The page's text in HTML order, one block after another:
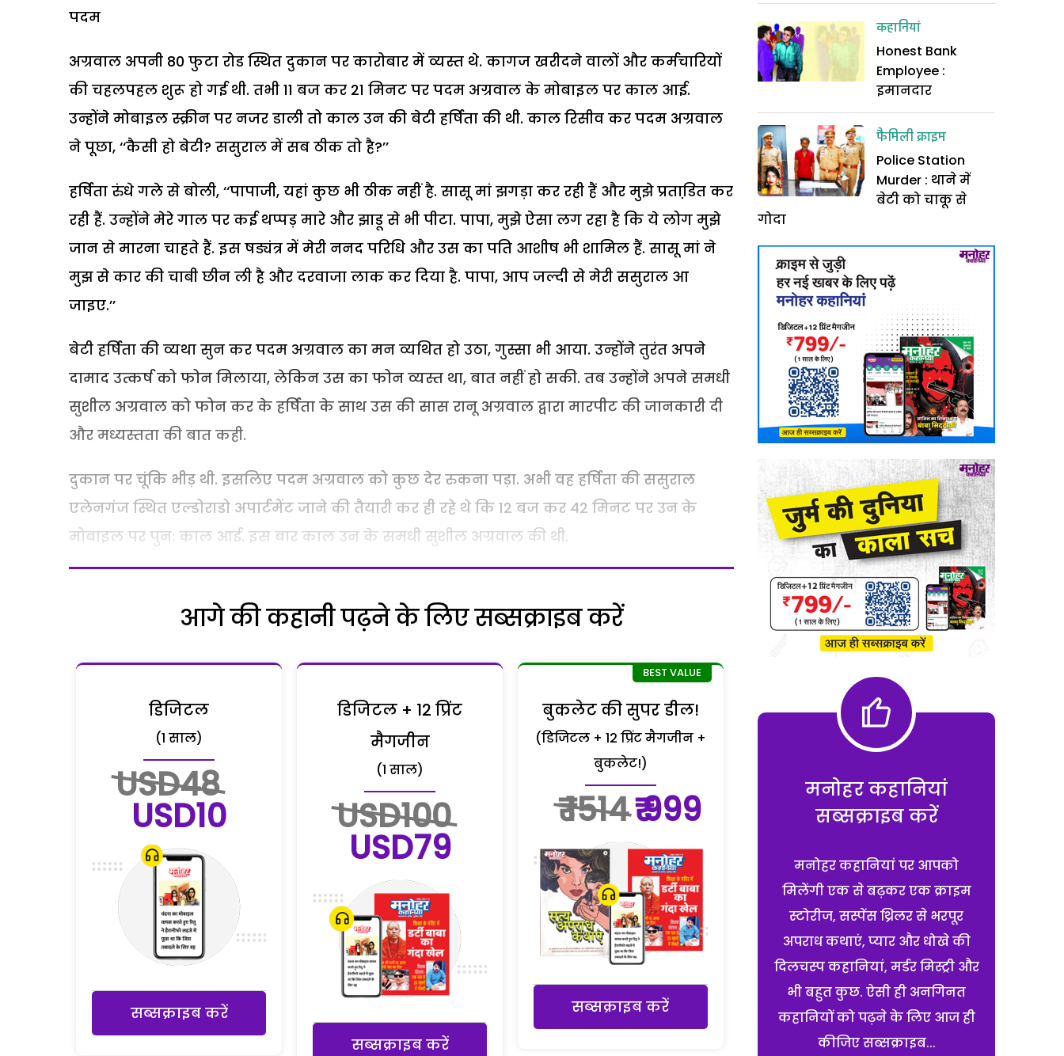
पदम
अग्रवाल अपनी 80 फुटा रोड स्थित दुकान पर कारोबार में व्यस्त थे. कागज खरीदने वालों और कर्मचारियों
की चहलपहल शुरू हो गई थी. तभी 11 बज कर 21 मिनट पर पदम अग्रवाल के मोबाइल पर काल आई.
उन्होंने मोबाइल स्क्रीन पर नजर डाली तो काल उन की बेटी हर्षिता की थी. काल रिसीव कर पदम अग्रवाल
ने पूछा, ‘‘कैसी हो बेटी? ससुराल में सब ठीक तो है?’’
हर्षिता रुंधे गले से बोली, ‘‘पापाजी, यहां कुछ भी ठीक नहीं है. सासू मां झगड़ा कर रही हैं और मुझे प्रताडि़त कर
रही हैं. उन्होंने मेरे गाल पर कई थप्पड़ मारे और झाडू से भी पीटा. पापा, मुझे ऐसा लग रहा है कि ये लोग मुझे
जान से मारना चाहते हैं. इस षड्यंत्र में मेरी ननद परिधि और उस का पति आशीष भी शामिल हैं. सासू मां ने
मुझ से कार की चाबी छीन ली है और दरवाजा लाक कर दिया है. पापा, आप जल्दी से मेरी ससुराल आ
जाइए.’’
बेटी हर्षिता की व्यथा सुन कर पदम अग्रवाल का मन व्यथित हो उठा, गुस्सा भी आया. उन्होंने तुरंत अपने
दामाद उत्कर्ष को फोन मिलाया, लेकिन उस का फोन व्यस्त था, बात नहीं हो सकी. तब उन्होंने अपने समधी
सुशील अग्रवाल को फोन कर के हर्षिता के साथ उस की सास रानू अग्रवाल द्वारा मारपीट की जानकारी दी
और मध्यस्तता की बात कही.
दुकान पर चूंकि भीड़ थी. इसलिए पदम अग्रवाल को कुछ देर रुकना पड़ा. अभी वह हर्षिता की ससुराल
एलेनगंज स्थित एल्डोराडो अपार्टमेंट जाने की तैयारी कर ही रहे थे कि 12 बज कर 42 मिनट पर उन के
मोबाइल पर पुन: काल आई. इस बार काल उन के समधी सुशील अग्रवाल की थी.
आगे की कहानी पढ़ने के लिए सब्सक्राइब करें
डिजिटल
(1 साल)
USD48
USD10
सब्सक्राइब करें
डिजिटल + 12 प्रिंट
मैगजीन
(1 साल)
USD100
USD79
सब्सक्राइब करें
बुकलेट की सुपर डील!
(डिजिटल + 12 प्रिंट मैगजीन +
बुकलेट!)
₹ 1514₹ 999
सब्सक्राइब करें
कहानियां
Honest Bank
Employee :
इमानदार
फैमिली क्राइम
Police Station
Murder : थाने में
बेटी को चाकू से
गोदा
मनोहर कहानियां
सब्सक्राइब करें
मनोहर कहानियां पर आपको
मिलेंगी एक से बढ़कर एक क्राइम
स्टोरीज, सस्पेंस थ्रिलर से भरपूर
अपराध कथाएं, प्यार और धोखे की
दिलचस्प कहानियां, मर्डर मिस्ट्री और
भी बहुत कुछ. ऐसी ही अनगिनत
कहानियों को पढ़ने के लिए आज ही
कीजिए सब्सक्राइब...